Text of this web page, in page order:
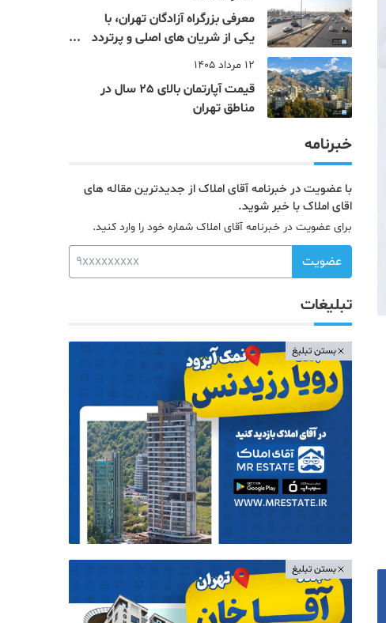
معرفی بزرگراه آزادگان تهران، با
یکی از شریان های اصلی و پرتردد
جنوب پایتخت آشنا شوید
12 مرداد 1405
قیمت آپارتمان بالای 25 سال در
مناطق تهران
خبرنامه
با عضویت در خبرنامه آقای املاک از جدیدترین مقاله های
اقای املاک با خبر شوید.
برای عضویت در خبرنامه آقای املاک شماره خود را وارد کنید.
عضویت
تبلیغات
بستن تبلیغ
بستن تبلیغ